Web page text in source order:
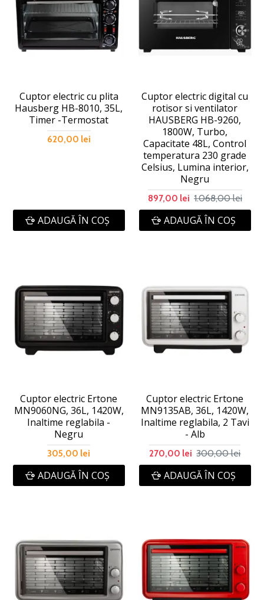
Cuptor electric cu plita
Hausberg HB-8010, 35L,
Timer -Termostat
620,00 lei
ADAUGĂ ÎN COŞ
Cuptor electric digital cu
rotisor si ventilator
HAUSBERG HB-9260,
1800W, Turbo,
Capacitate 48L, Control
temperatura 230 grade
Celsius, Lumina interior,
Negru
897,00 lei 1.068,00 lei
ADAUGĂ ÎN COŞ
Cuptor electric Ertone
MN9060NG, 36L, 1420W,
Inaltime reglabila -
Negru
305,00 lei
ADAUGĂ ÎN COŞ
Cuptor electric Ertone
MN9135AB, 36L, 1420W,
Inaltime reglabila, 2 Tavi
- Alb
270,00 lei 300,00 lei
ADAUGĂ ÎN COŞ